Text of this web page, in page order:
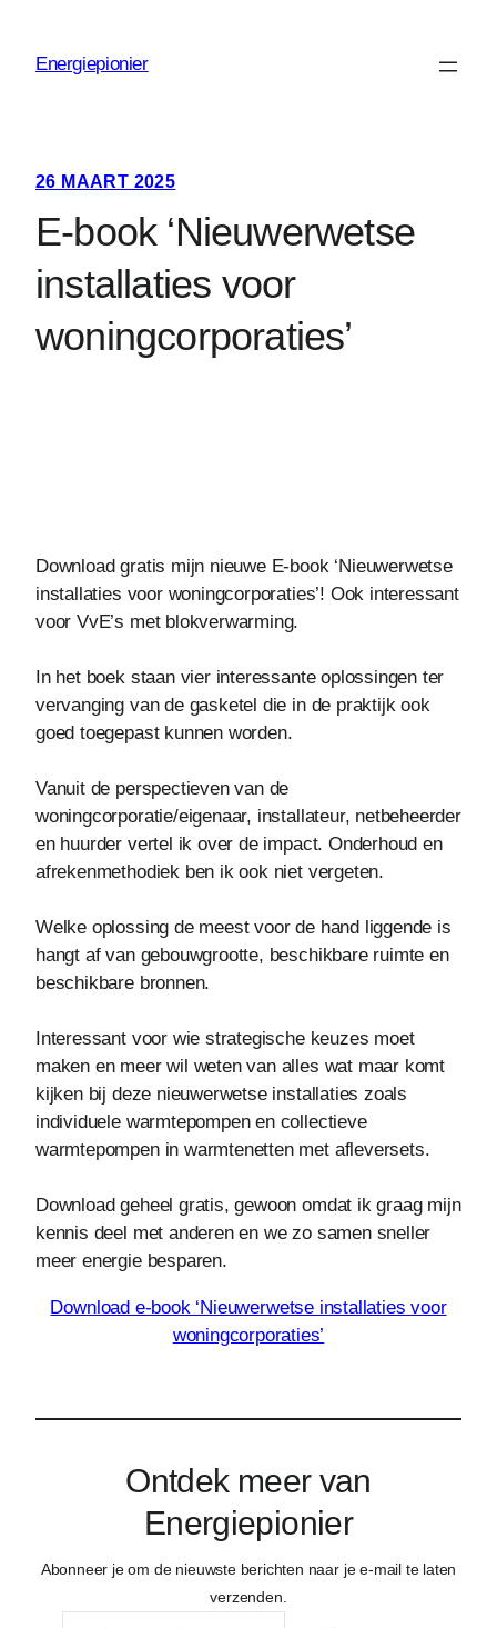
Energiepionier
26 MAART 2025
E-book ‘Nieuwerwetse
installaties voor
woningcorporaties’
Download gratis mijn nieuwe E-book ‘Nieuwerwetse
installaties voor woningcorporaties’! Ook interessant
voor VvE’s met blokverwarming.
In het boek staan vier interessante oplossingen ter
vervanging van de gasketel die in de praktijk ook
goed toegepast kunnen worden.
Vanuit de perspectieven van de
woningcorporatie/eigenaar, installateur, netbeheerder
en huurder vertel ik over de impact. Onderhoud en
afrekenmethodiek ben ik ook niet vergeten.
Welke oplossing de meest voor de hand liggende is
hangt af van gebouwgrootte, beschikbare ruimte en
beschikbare bronnen.
Interessant voor wie strategische keuzes moet
maken en meer wil weten van alles wat maar komt
kijken bij deze nieuwerwetse installaties zoals
individuele warmtepompen en collectieve
warmtepompen in warmtenetten met afleversets.
Download geheel gratis, gewoon omdat ik graag mijn
kennis deel met anderen en we zo samen sneller
meer energie besparen.
Download e-book ‘Nieuwerwetse installaties voor
woningcorporaties’
Ontdek meer van
Energiepionier
Abonneer je om de nieuwste berichten naar je e-mail te laten
verzenden.
Typ je e-mail…